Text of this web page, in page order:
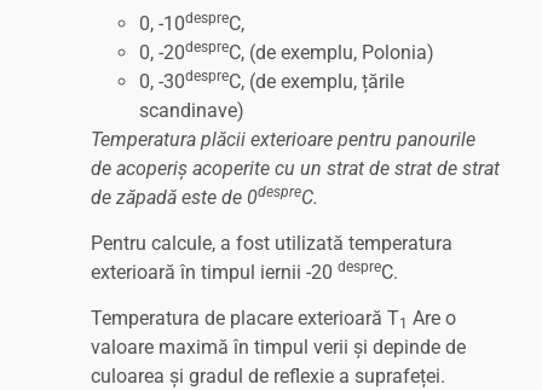
0, -10despreC,
0, -20despreC, (de exemplu, Polonia)
0, -30despreC, (de exemplu, țările
scandinave)
Temperatura plăcii exterioare pentru panourile
de acoperiș acoperite cu un strat de strat de strat
de zăpadă este de 0despreC.
Pentru calcule, a fost utilizată temperatura
exterioară în timpul iernii -20 despreC.
Temperatura de placare exterioară T1 Are o
valoare maximă în timpul verii și depinde de
culoarea și gradul de reflexie a suprafeței.